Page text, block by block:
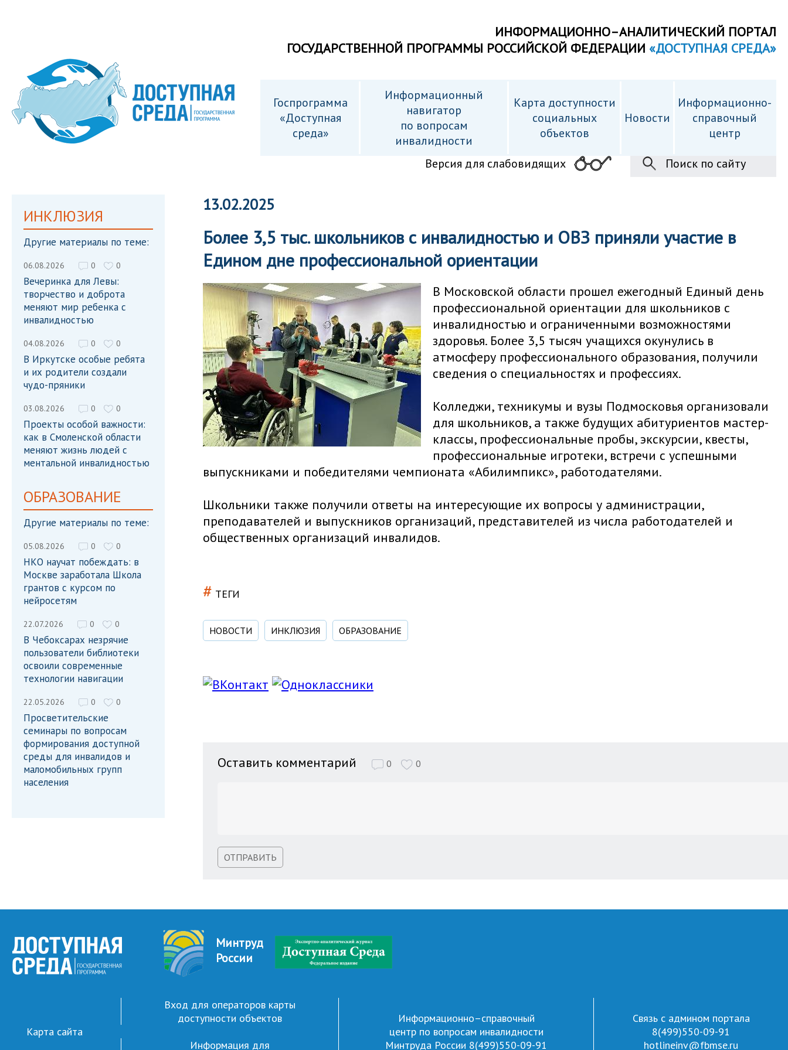
ИНФОРМАЦИОННО–АНАЛИТИЧЕСКИЙ ПОРТАЛ
ГОСУДАРСТВЕННОЙ ПРОГРАММЫ РОССИЙСКОЙ ФЕДЕРАЦИИ «ДОСТУПНАЯ СРЕДА»
Госпрограмма
«Доступная
среда»
Информационный
навигатор
по вопросам
инвалидности
Карта доступности
cоциальных
объектов
Новости
Информационно-
справочный
центр
Версия для слабовидящих
Поиск по сайту
ИНКЛЮЗИЯ
Другие материалы по теме:
06.08.2026 0 0
Вечеринка для Левы:
творчество и доброта
меняют мир ребенка с
инвалидностью
04.08.2026 0 0
В Иркутске особые ребята
и их родители создали
чудо-пряники
03.08.2026 0 0
Проекты особой важности:
как в Смоленской области
меняют жизнь людей с
ментальной инвалидностью
ОБРАЗОВАНИЕ
Другие материалы по теме:
05.08.2026 0 0
НКО научат побеждать: в
Москве заработала Школа
грантов с курсом по
нейросетям
22.07.2026 0 0
В Чебоксарах незрячие
пользователи библиотеки
освоили современные
технологии навигации
22.05.2026 0 0
Просветительские
семинары по вопросам
формирования доступной
среды для инвалидов и
маломобильных групп
населения
13.02.2025
Более 3,5 тыс. школьников с инвалидностью и ОВЗ приняли участие в
Едином дне профессиональной ориентации
В Московской области прошел ежегодный Единый день
профессиональной ориентации для школьников с
инвалидностью и ограниченными возможностями
здоровья. Более 3,5 тысяч учащихся окунулись в
атмосферу профессионального образования, получили
сведения о специальностях и профессиях.
Колледжи, техникумы и вузы Подмосковья организовали
для школьников, а также будущих абитуриентов мастер-
классы, профессиональные пробы, экскурсии, квесты,
профессиональные игротеки, встречи с успешными
выпускниками и победителями чемпионата «Абилимпикс», работодателями.
Школьники также получили ответы на интересующие их вопросы у администрации,
преподавателей и выпускников организаций, представителей из числа работодателей и
общественных организаций инвалидов.
# ТЕГИ
НОВОСТИ ИНКЛЮЗИЯ ОБРАЗОВАНИЕ
Оставить комментарий 0 0
ОТПРАВИТЬ
Минтруд
России
Карта сайта
Вход для операторов карты
доступности объектов
Информация для
Информационно–справочный
центр по вопросам инвалидности
Минтруда России 8(499)550-09-91
Связь с админом портала
8(499)550-09-91
hotlineinv@fbmse.ru